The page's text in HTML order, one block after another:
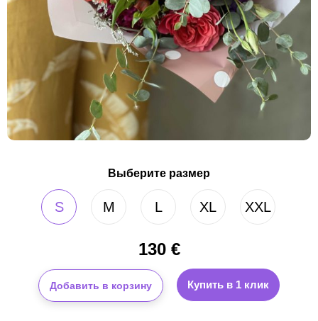
Выберите размер
S M L XL XXL
130€
Добавить в корзину Купить в 1 клик